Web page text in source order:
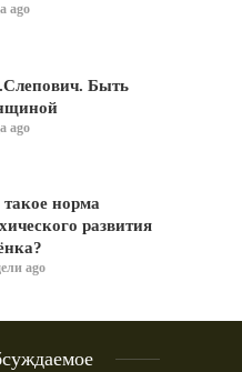
ago
Быть
ago
норма
развития
ago